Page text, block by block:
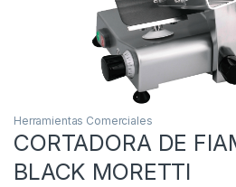
Herramientas Comerciales
CORTADORA DE
BLACK MORETTI